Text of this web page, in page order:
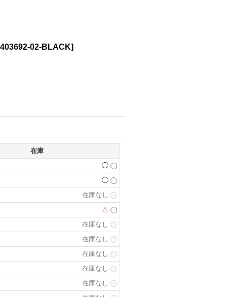
403692-02-BLACK]
在庫
◯
◯
在庫なし
△
在庫なし
在庫なし
在庫なし
在庫なし
在庫なし